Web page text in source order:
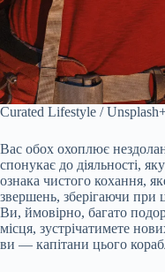
Curated Lifestyle /
Вас обох охоплює
спонукає до діяльності,
ознака чистого кохання,
звершень, зберігаючи при
Ви, ймовірно, багато
місця, зустрічатимете
ви — капітани цього